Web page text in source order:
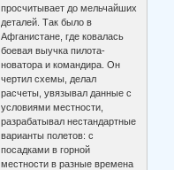
просчитывает до мельчайших
деталей. Так было в
Афганистане, где ковалась
боевая выучка пилота-
новатора и командира. Он
чертил схемы, делал
расчеты, увязывал данные с
условиями местности,
разрабатывал нестандартные
варианты полетов: с
посадками в горной
местности в разные времена